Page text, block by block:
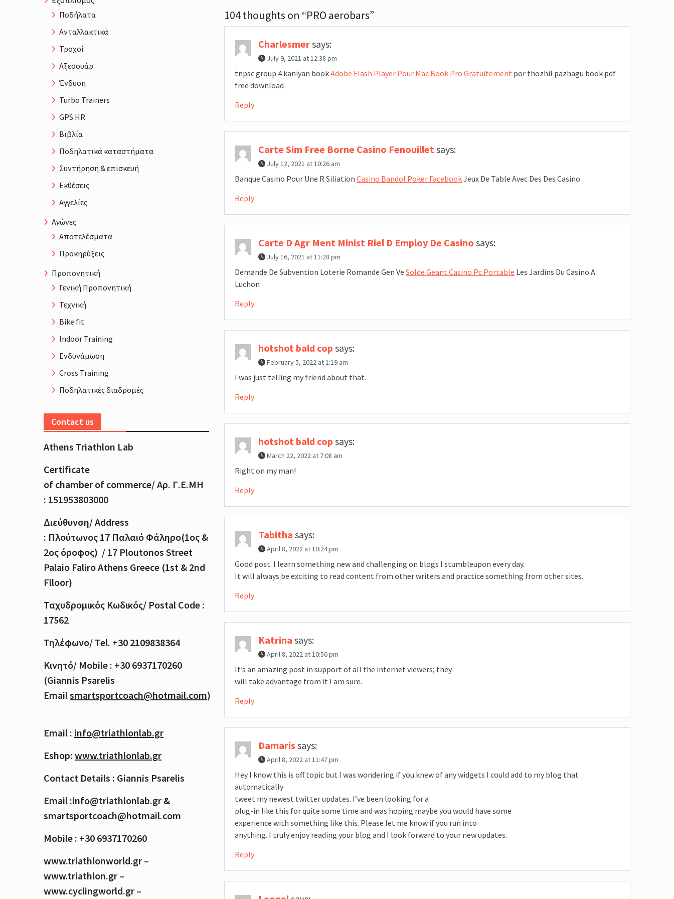
104 thoughts on “PRO aerobars”
Charlesmersays:
July 9, 2021 at 12:38 pm
tnpsc group 4 kaniyan bookAdobe Flash Player Pour Mac Book Pro Gratuitement por thozhil pazhagu book pdf
free download
Reply
Carte Sim Free Borne Casino Fenouilletsays:
July 12, 2021 at 10:26 am
Banque Casino Pour Une R Siliation Casino Bandol Poker FacebookJeux De Table Avec Des Des Casino
Reply
Carte D Agr Ment Minist Riel D Employ De Casino says:
July 16, 2021 at 11:28 pm
Demande De Subvention Loterie Romande Gen Ve Solde Geant Casino Pc Portable Les Jardins Du Casino A
Luchon
Reply
hotshot bald cop says:
February 5, 2022 at 1:19 am
I was just telling my friend about that.
Reply
hotshot bald cop says:
March 22, 2022 at 7:08 am
Right on my man!
Reply
Tabitha says:
April 8, 2022 at 10:24 pm
Good post. I learn something new and challenging on blogs I stumbleupon every day.
It will always be exciting to read content from other writers and practice something from other sites.
Reply
Katrina says:
April 8, 2022 at 10:56 pm
It’s an amazing post in support of all the internet viewers; they
will take advantage from it I am sure.
Reply
Damaris says:
April 8, 2022 at 11:47 pm
Hey I know this is off topic but I was wondering if you knew of any widgets I could add to my blog that
automatically
tweet my newest twitter updates. I’ve been looking for a
plug-in like this for quite some time and was hoping maybe you would have some
experience with something like this. Please let me know if you run into
anything. I truly enjoy reading your blog and I look forward to your new updates.
Reply
Ποδήλατα
Ανταλλακτικά
Τροχοί
Αξεσουάρ
Ένδυση
Turbo Trainers
GPS HR
Βιβλία
Ποδηλατικά καταστήματα
Συντήρηση & επισκευή
Εκθέσεις
Αγγελίες
Αγώνες
Αποτελέσματα
Προκηρύξεις
Προπονητική
Γενική Προπονητική
Τεχνική
Bike fit
Indoor Training
Ενδυνάμωση
Cross Training
Ποδηλατικές διαδρομές
Contact us
Athens Triathlon Lab
Certificate
of chamber of commerce/Αρ. Γ.Ε.ΜΗ
: 151953803000
Διεύθυνση/ Address
: Πλούτωνος 17 Παλαιό Φάληρο(1ος &
2ος όροφος) / 17 Ploutonos Street
Palaio Faliro Athens Greece (1st & 2nd
Flloor)
Ταχυδρομικός Κωδικός/ Postal Code :
17562
Τηλέφωνο/ Tel. +30 2109838364
Κινητό/ Mobile : +30 6937170260
(Giannis Psarelis
Emailsmartsportcoach@hotmail.com)
Email : info@triathlonlab.gr
Eshop: www.triathlonlab.gr
Contact Details : Giannis Psarelis
Email :info@triathlonlab.gr &
smartsportcoach@hotmail.com
Mobile : +30 6937170260
www.triathlonworld.gr –
www.triathlon.gr –
www.cyclingworld.gr –